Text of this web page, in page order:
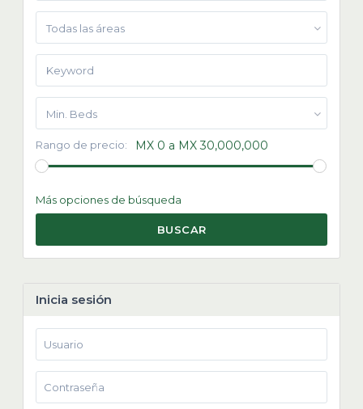
Todas las áreas
Min. Beds
Rango de precio: MX 0 a MX 30,000,000
Más opciones de búsqueda
BUSCAR
Inicia sesión